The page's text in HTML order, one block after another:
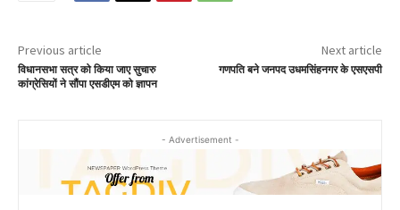
Previous article
विधानसभा सत्र को किया जाए सुचारु
कांग्रेसियों ने सौंपा एसडीएम को ज्ञापन
Next article
गणपति बने जनपद उधमसिंहनगर के एसएसपी
- Advertisement -